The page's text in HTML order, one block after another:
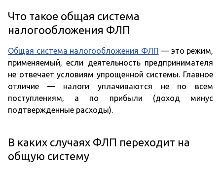
Что такое общая система
налогообложения ФЛП
Общая система налогообложения ФЛП — это режим,
применяемый, если деятельность предпринимателя
не отвечает условиям упрощенной системы. Главное
отличие — налоги уплачиваются не по всем
поступлениям, а по прибыли (доход минус
подтвержденные расходы).
В каких случаях ФЛП переходит на
общую систему